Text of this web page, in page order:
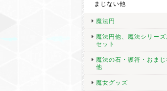
まじない他
魔法円
魔法円他、魔法シリーズ
セット
魔法の石・護符・おまじ
他
魔女グッズ